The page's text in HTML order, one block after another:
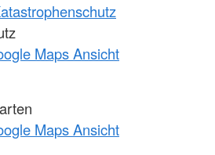
Maps Ansicht
Maps Ansicht